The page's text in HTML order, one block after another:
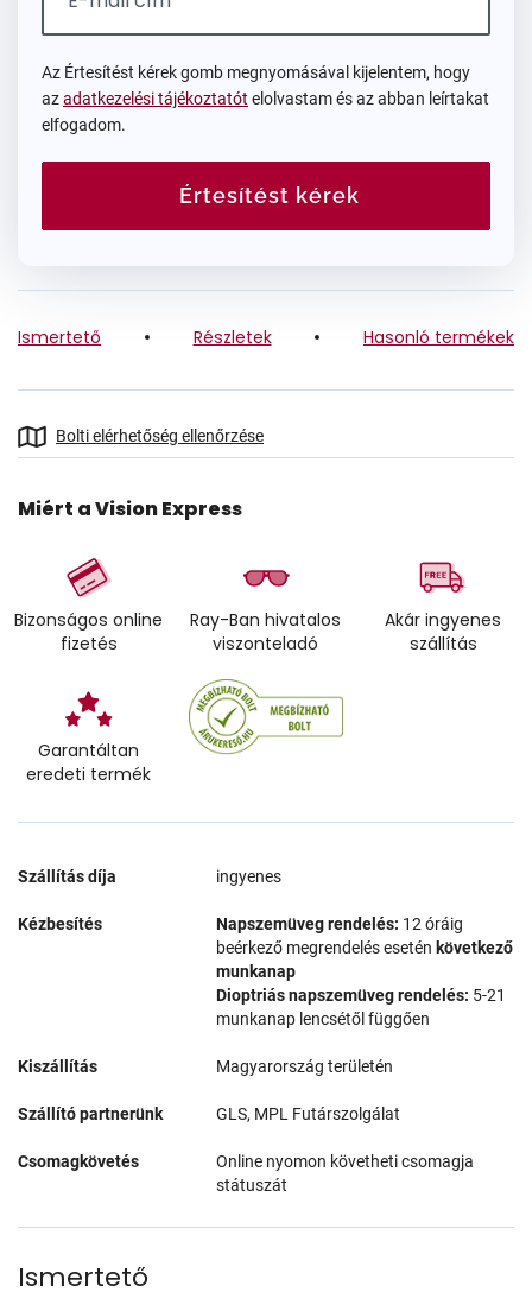
Az Értesítést kérek gomb megnyomásával kijelentem, hogy
azadatkezelési tájékoztatót elolvastam és az abban leírtakat
elfogadom.
Értesítést kérek
Ismertető Részletek Hasonló termékek
Bolti elérhetőség ellenőrzése
Miért a Vision Express
Bizonságos online
fizetés
Ray-Ban hivatalos
viszonteladó
Akár ingyenes
szállítás
Garantáltan
eredeti termék
Szállítás díja ingyenes
Kézbesítés Napszemüveg rendelés: 12 óráig
beérkező megrendelés esetén következő
munkanap
Dioptriás napszemüveg rendelés: 5-21
munkanap lencsétől függően
Kiszállítás Magyarország területén
Szállító partnerünk GLS, MPL Futárszolgálat
Csomagkövetés
Online nyomon követheti csomagja
státuszát
Ismertető